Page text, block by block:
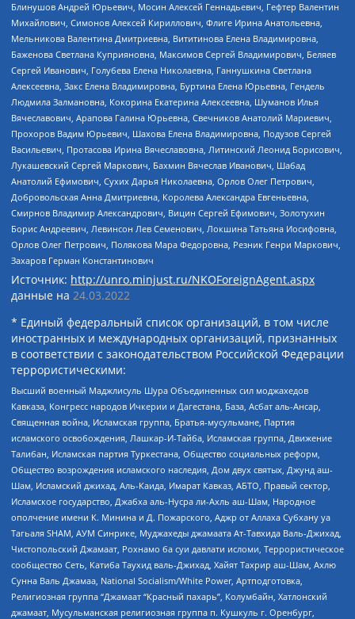
Блинушов Андрей Юрьевич, Мосин Алексей Геннадьевич, Гефтер Валентин
Михайлович, Симонов Алексей Кириллович, Флиге Ирина Анатольевна,
Мельникова Валентина Дмитриевна, Вититинова Елена Владимировна,
Баженова Светлана Куприяновна, Максимов Сергей Владимирович, Беляев
Сергей Иванович, Голубева Елена Николаевна, Ганнушкина Светлана
Алексеевна, Закс Елена Владимировна, Буртина Елена Юрьевна, Гендель
Людмила Залмановна, Кокорина Екатерина Алексеевна, Шуманов Илья
Вячеславович, Арапова Галина Юрьевна, Свечников Анатолий Мариевич,
Прохоров Вадим Юрьевич, Шахова Елена Владимировна, Подузов Сергей
Васильевич, Протасова Ирина Вячеславовна, Литинский Леонид Борисович,
Лукашевский Сергей Маркович, Бахмин Вячеслав Иванович, Шабад
Анатолий Ефимович, Сухих Дарья Николаевна, Орлов Олег Петрович,
Добровольская Анна Дмитриевна, Королева Александра Евгеньевна,
Смирнов Владимир Александрович, Вицин Сергей Ефимович, Золотухин
Борис Андреевич, Левинсон Лев Семенович, Локшина Татьяна Иосифовна,
Орлов Олег Петрович, Полякова Мара Федоровна, Резник Генри Маркович,
Захаров Герман Константинович
Источник: http://unro.minjust.ru/NKOForeignAgent.aspx
данные на 24.03.2022
* Единый федеральный список организаций, в том числе
иностранных и международных организаций, признанных
в соответствии с законодательством Российской Федерации
террористическими:
Высший военный Маджлисуль Шура Объединенных сил моджахедов
Кавказа, Конгресс народов Ичкерии и Дагестана, База, Асбат аль-Ансар,
Священная война, Исламская группа, Братья-мусульмане, Партия
исламского освобождения, Лашкар-И-Тайба, Исламская группа, Движение
Талибан, Исламская партия Туркестана, Общество социальных реформ,
Общество возрождения исламского наследия, Дом двух святых, Джунд аш-
Шам, Исламский джихад, Аль-Каида, Имарат Кавказ, АБТО, Правый сектор,
Исламское государство, Джабха аль-Нусра ли-Ахль аш-Шам, Народное
ополчение имени К. Минина и Д. Пожарского, Аджр от Аллаха Субхану уа
Тагьаля SHAM, АУМ Синрике, Муджахеды джамаата Ат-Тавхида Валь-Джихад,
Чистопольский Джамаат, Рохнамо ба суи давлати исломи, Террористическое
сообщество Сеть, Катиба Таухид валь-Джихад, Хайят Тахрир аш-Шам, Ахлю
Сунна Валь Джамаа, National Socialism/White Power, Артподготовка,
Религиозная группа “Джамаат “Красный пахарь”, Колумбайн, Хатлонский
джамаат, Мусульманская религиозная группа п. Кушкуль г. Оренбург,